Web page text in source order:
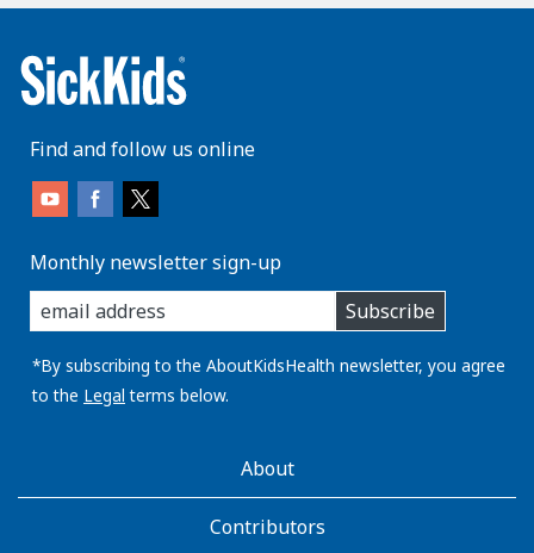
Find and follow us online
Monthly newsletter sign-up
enter
you
email
address:
Subscribe
*By subscribing to the AboutKidsHealth newsletter, you agree
to the Legal terms below.
AboutKidsHealthAbout
Contributors